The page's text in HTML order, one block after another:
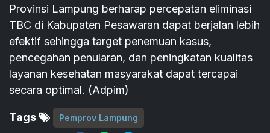
Provinsi Lampung berharap percepatan eliminasi
TBC di Kabupaten Pesawaran dapat berjalan lebih
efektif sehingga target penemuan kasus,
pencegahan penularan, dan peningkatan kualitas
layanan kesehatan masyarakat dapat tercapai
secara optimal. (Adpim)
Tags Pemprov Lampung